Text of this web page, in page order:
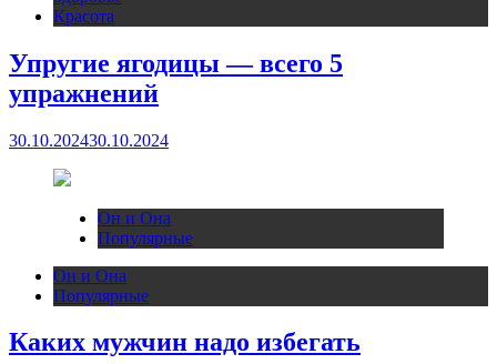
Красота
Упругие ягодицы — всего 5
упражнений
30.10.202430.10.2024
Он и Она
Популярные
Он и Она
Популярные
Каких мужчин надо избегать